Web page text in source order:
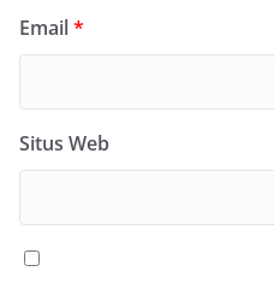
Email*
Situs Web